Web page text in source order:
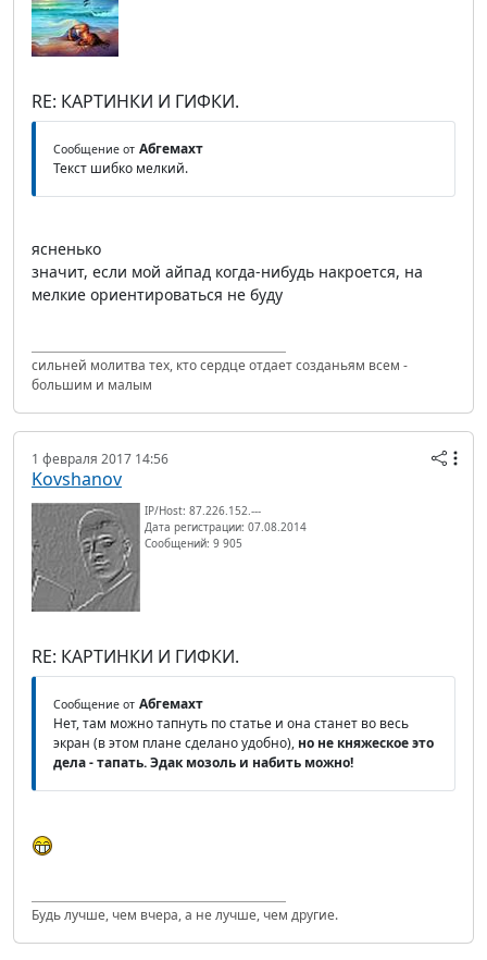
RE: КАРТИНКИ И ГИФКИ.
Сообщение от Абгемахт
Текст шибко мелкий.
ясненько
значит, если мой айпад когда-нибудь накроется, на
мелкие ориентироваться не буду
сильней молитва тех, кто сердце отдает созданьям всем -
большим и малым
1 февраля 2017 14:56
Kovshanov
IP/Host: 87.226.152.---
Дата регистрации: 07.08.2014
Сообщений: 9 905
RE: КАРТИНКИ И ГИФКИ.
Сообщение от Абгемахт
Нет, там можно тапнуть по статье и она станет во весь
экран (в этом плане сделано удобно), но не княжеское это
дела - тапать. Эдак мозоль и набить можно!
Будь лучше, чем вчера, а не лучше, чем другие.